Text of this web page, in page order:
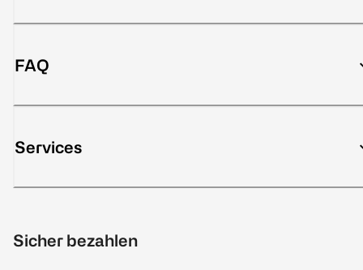
FAQ
Services
Sicher bezahlen